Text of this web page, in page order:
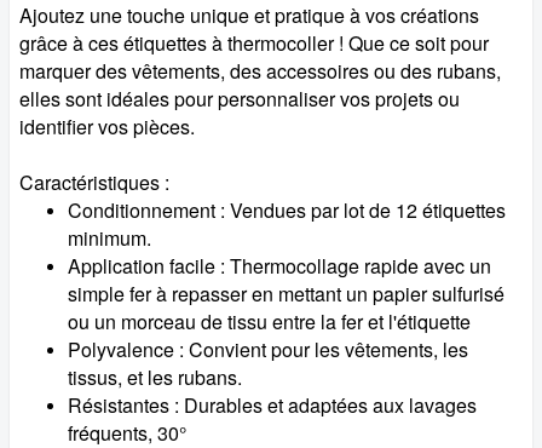
Ajoutez une touche unique et pratique à vos créations
grâce à ces étiquettes à thermocoller ! Que ce soit pour
marquer des vêtements, des accessoires ou des rubans,
elles sont idéales pour personnaliser vos projets ou
identifier vos pièces.
Caractéristiques :
Conditionnement : Vendues par lot de 12 étiquettes
minimum.
Application facile : Thermocollage rapide avec un
simple fer à repasser en mettant un papier sulfurisé
ou un morceau de tissu entre la fer et l'étiquette
Polyvalence : Convient pour les vêtements, les
tissus, et les rubans.
Résistantes : Durables et adaptées aux lavages
fréquents, 30°